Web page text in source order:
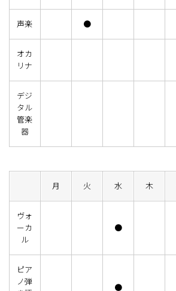
声楽 ●
オカ
リナ
デジ
タル
管楽
器
月 火 水 木
ヴォ
ーカ
ル
●
ピア
ノ弾
●